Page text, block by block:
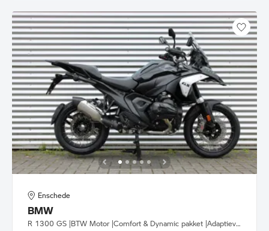
Enschede
BMW
R 1300 GS |BTW Motor |Comfort & Dynamic pakket |Adaptieve rijhoogtehulp